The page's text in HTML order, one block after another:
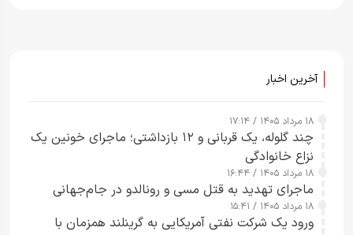
آخرین اخبار
۱۸ مرداد ۱۴۰۵ / ۱۷:۱۴
چند گلوله، یک قربانی و ۱۲ بازداشتی؛ ماجرای خونین یک
نزاع خانوادگی
۱۸ مرداد ۱۴۰۵ / ۱۶:۴۴
ماجرای تهدید به قتل مسی و رونالدو در جام‌جهانی
۱۸ مرداد ۱۴۰۵ / ۱۵:۴۱
ورود یک شرکت نفتی آمریکایی به گرینلند همزمان با